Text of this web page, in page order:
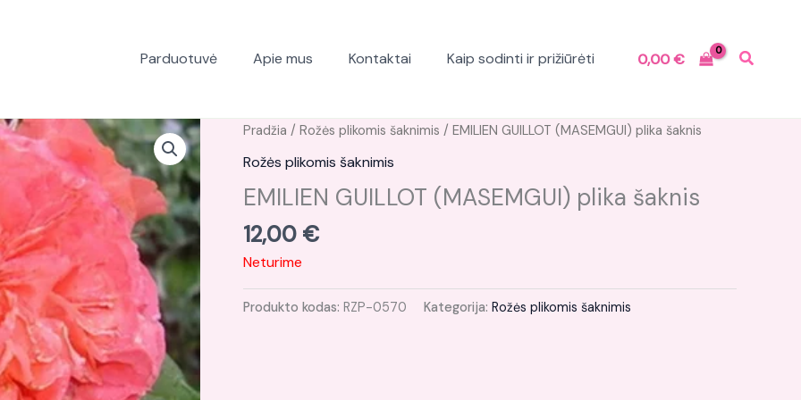
Parduotuvė Apie mus Kontaktai Kaip sodinti ir prižiūrėti 0,00€
Pradžia / Rožės plikomis šaknimis / EMILIEN GUILLOT (MASEMGUI) plika šaknis
Rožės plikomis šaknimis
EMILIEN GUILLOT (MASEMGUI) plika šaknis
12,00 €
Neturime
Produkto kodas: RZP-0570 Kategorija: Rožės plikomis šaknimis